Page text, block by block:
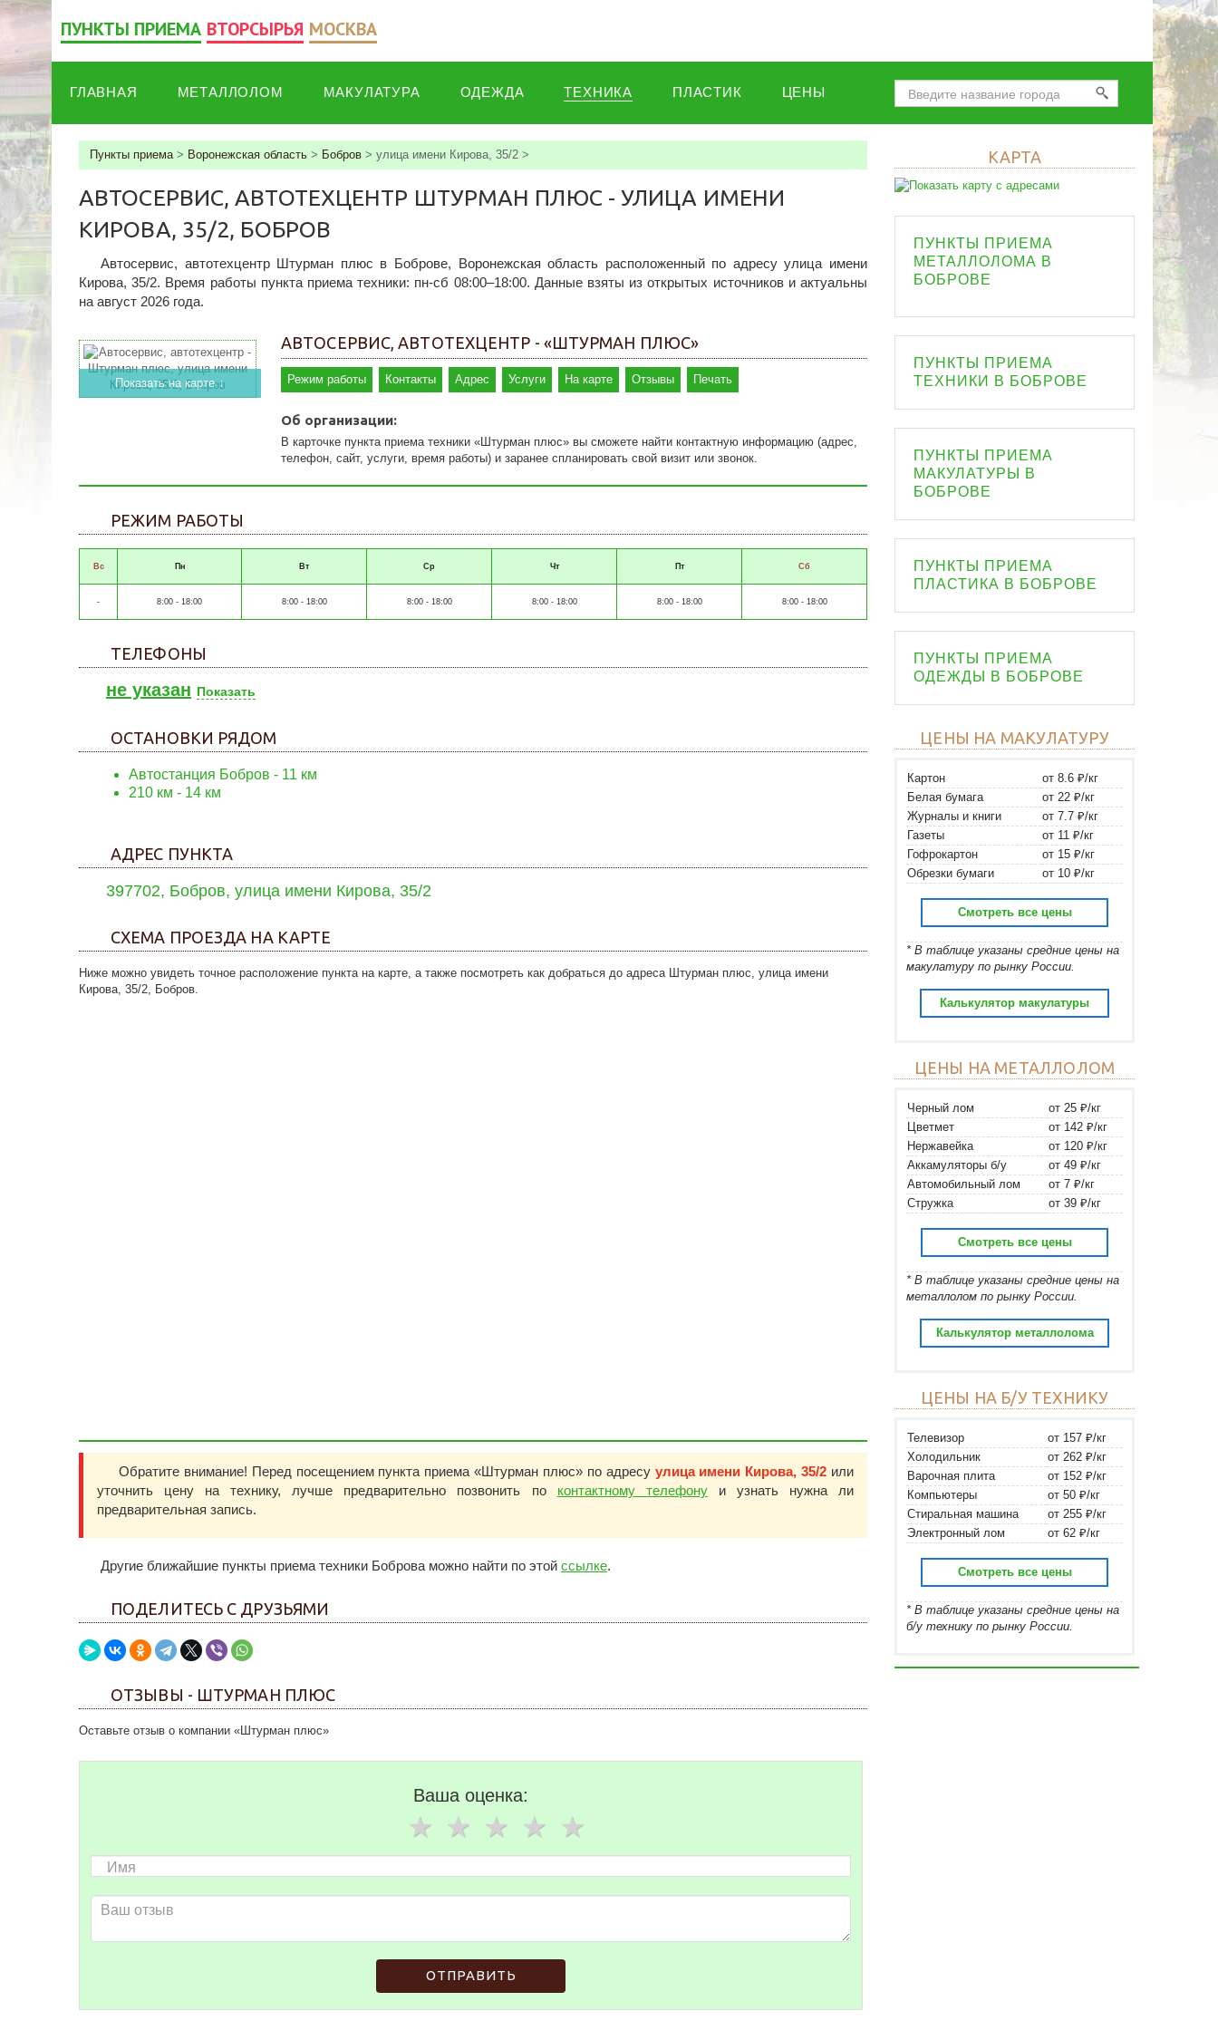
ПУНКТЫ ПРИЕМА ВТОРСЫРЬЯ МОСКВА
ГЛАВНАЯ МЕТАЛЛОЛОМ МАКУЛАТУРА ОДЕЖДА ТЕХНИКА ПЛАСТИК ЦЕНЫ
Пункты приема> Воронежская область > Бобров > улица имени Кирова, 35/2 >
АВТОСЕРВИС, АВТОТЕХЦЕНТР ШТУРМАН ПЛЮС - УЛИЦА ИМЕНИ
КИРОВА, 35/2, БОБРОВ
Автосервис, автотехцентр Штурман плюс в Боброве, Воронежская область расположенный по адресу улица имени
Кирова, 35/2. Время работы пункта приема техники: пн-сб 08:00–18:00. Данные взяты из открытых источников и актуальны
на август 2026 года.
Показать на карте ↓
АВТОСЕРВИС, АВТОТЕХЦЕНТР - «ШТУРМАН ПЛЮС»
Режим работы Контакты Адрес Услуги На карте Отзывы Печать
Об организации:
В карточке пункта приема техники «Штурман плюс» вы сможете найти контактную информацию (адрес,
телефон, сайт, услуги, время работы) и заранее спланировать свой визит или звонок.
РЕЖИМ РАБОТЫ
Вс Пн Вт Ср Чт Пт Сб
- 8:00 - 18:00 8:00 - 18:00 8:00 - 18:00 8:00 - 18:00 8:00 - 18:00 8:00 - 18:00
ТЕЛЕФОНЫ
не указан Показать
ОСТАНОВКИ РЯДОМ
Автостанция Бобров - 11 км
210 км - 14 км
АДРЕС ПУНКТА
397702, Бобров, улица имени Кирова, 35/2
СХЕМА ПРОЕЗДА НА КАРТЕ
Ниже можно увидеть точное расположение пункта на карте, а также посмотреть как добраться до адреса Штурман плюс, улица имени
Кирова, 35/2, Бобров.
Обратите внимание! Перед посещением пункта приема «Штурман плюс» по адресу улица имени Кирова, 35/2 или
уточнить цену на технику, лучше предварительно позвонить по контактному телефонуи узнать нужна ли
предварительная запись.
Другие ближайшие пункты приема техники Боброва можно найти по этой ссылке.
ПОДЕЛИТЕСЬ С ДРУЗЬЯМИ
ОТЗЫВЫ - ШТУРМАН ПЛЮС
Оставьте отзыв о компании «Штурман плюс»
Ваша оценка:
ОТПРАВИТЬ
КАРТА
ПУНКТЫ ПРИЕМА
МЕТАЛЛОЛОМА В
БОБРОВЕ
ПУНКТЫ ПРИЕМА
ТЕХНИКИ В БОБРОВЕ
ПУНКТЫ ПРИЕМА
МАКУЛАТУРЫ В
БОБРОВЕ
ПУНКТЫ ПРИЕМА
ПЛАСТИКА В БОБРОВЕ
ПУНКТЫ ПРИЕМА
ОДЕЖДЫ В БОБРОВЕ
ЦЕНЫ НА МАКУЛАТУРУ
Картон
от 8.6 ₽/кг
Белая бумага
от 22 ₽/кг
Журналы и книги
от 7.7 ₽/кг
Газеты
от 11 ₽/кг
Гофрокартон
от 15 ₽/кг
Обрезки бумаги
от 10 ₽/кг
Смотреть все цены
* В таблице указаны средние цены на
макулатуру по рынку России.
Калькулятор макулатуры
ЦЕНЫ НА МЕТАЛЛОЛОМ
Черный лом
от 25 ₽/кг
Цветмет
от 142 ₽/кг
Нержавейка
от 120 ₽/кг
Аккамуляторы б/у
от 49 ₽/кг
Автомобильный лом
от 7 ₽/кг
Стружка
от 39 ₽/кг
Смотреть все цены
* В таблице указаны средние цены на
металлолом по рынку России.
Калькулятор металлолома
ЦЕНЫ НА Б/У ТЕХНИКУ
Телевизор
от 157 ₽/кг
Холодильник
от 262 ₽/кг
Варочная плита
от 152 ₽/кг
Компьютеры
от 50 ₽/кг
Стиральная машина
от 255 ₽/кг
Электронный лом
от 62 ₽/кг
Смотреть все цены
* В таблице указаны средние цены на
б/у технику по рынку России.